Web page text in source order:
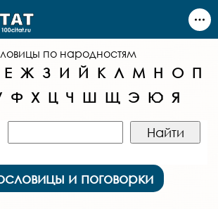
по народностям
Е Ж З И Й К Л М Н О П
Ф Х Ц Ч Ш Щ Э Ю Я
и поговорки